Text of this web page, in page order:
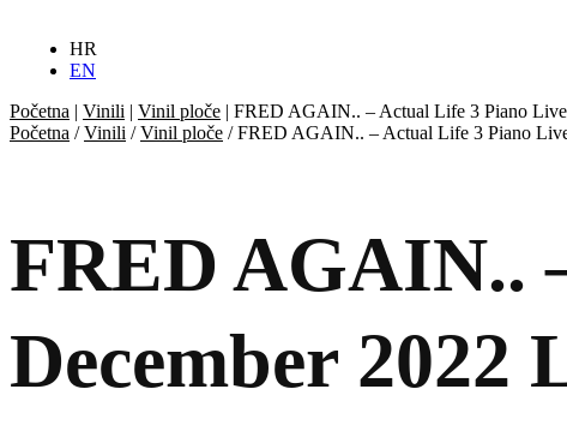
HR
EN
Početna | Vinili | Vinil ploče | FRED AGAIN.. – Actual Life 3 Piano
Početna /Vinili /Vinil ploče / FRED AGAIN.. – Actual Life 3 Piano
FRED AGAIN..
December 2022